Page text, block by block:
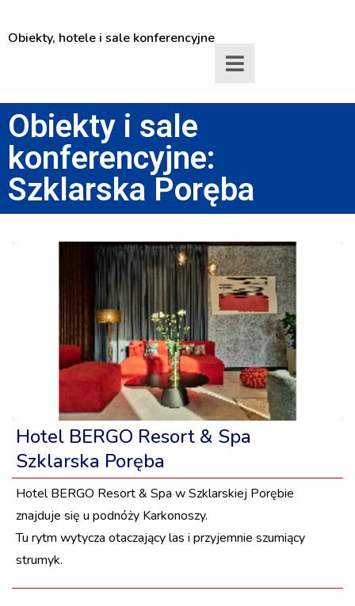
Obiekty, hotele i sale konferencyjne
Obiekty i sale
konferencyjne:
Szklarska Poręba
Hotel BERGO Resort & Spa
Szklarska Poręba
Hotel BERGO Resort & Spa w Szklarskiej Porębie
znajduje się u podnóży Karkonoszy.
Tu rytm wytycza otaczający las i przyjemnie szumiący
strumyk.